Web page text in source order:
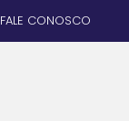
FALE CONOSCO